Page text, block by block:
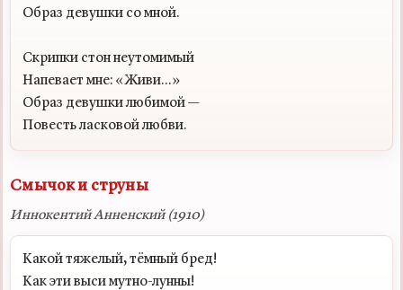
Образ девушки со мной.
Скрипки стон неутомимый
Напевает мне: «Живи...»
Образ девушки любимой —
Смычок и струны
Иннокентий Анненский (1910)
Какой тяжелый, тёмный бред!
Как эти выси мутно-лунны!